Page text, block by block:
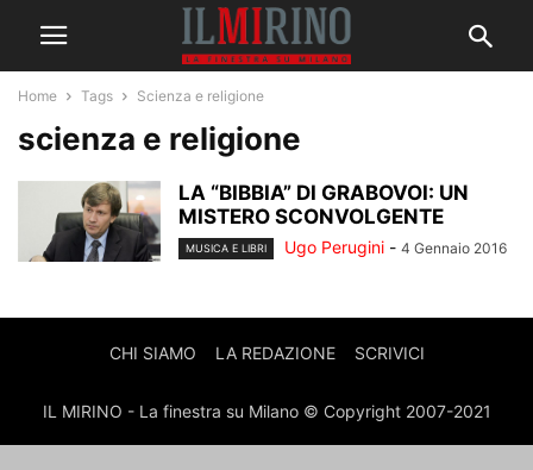
Home Tags Scienza e religione
scienza e religione
LA “BIBBIA” DI GRABOVOI: UN
MISTERO SCONVOLGENTE
MUSICA E LIBRI Ugo Perugini - 4 Gennaio 2016
CHI SIAMO LA REDAZIONE SCRIVICI
IL MIRINO - La finestra su Milano © Copyright 2007-2021